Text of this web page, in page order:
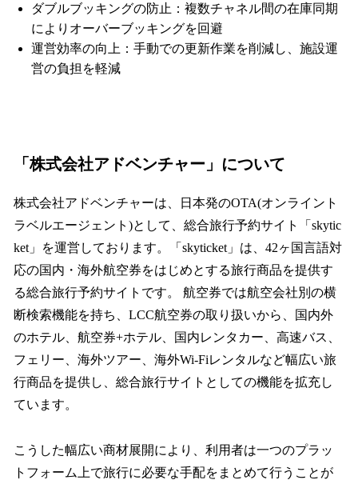
ダブルブッキングの防止：複数チャネル間の在庫同期
によりオーバーブッキングを回避
運営効率の向上：手動での更新作業を削減し、施設運
営の負担を軽減
「株式会社アドベンチャー」について
株式会社アドベンチャーは、日本発のOTA(オンライント
ラベルエージェント)として、総合旅行予約サイト「skytic
ket」を運営しております。「skyticket」は、42ヶ国言語対
応の国内・海外航空券をはじめとする旅行商品を提供す
る総合旅行予約サイトです。 航空券では航空会社別の横
断検索機能を持ち、LCC航空券の取り扱いから、国内外
のホテル、航空券+ホテル、国内レンタカー、高速バス、
フェリー、海外ツアー、海外Wi-Fiレンタルなど幅広い旅
行商品を提供し、総合旅行サイトとしての機能を拡充し
ています。
こうした幅広い商材展開により、利用者は一つのプラッ
トフォーム上で旅行に必要な手配をまとめて行うことが